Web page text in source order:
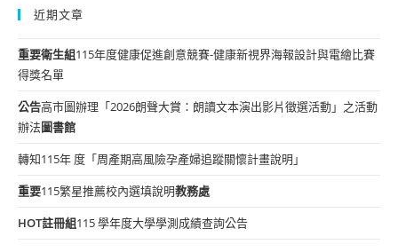
近期文章
重要衛生組115年度健康促進創意競賽-健康新視界海報設計與電繪比賽
得獎名單
公告高市圖辦理「2026朗聲大賞：朗讀文本演出影片徵選活動」之活動
辦法圖書館
轉知115年 度「周產期高風險孕產婦追蹤關懷計畫說明」
重要115繁星推薦校內選填說明教務處
HOT註冊組115 學年度大學學測成績查詢公告